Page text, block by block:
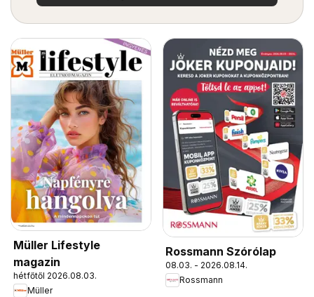
Müller Lifestyle
magazin
hétfőtől 2026.08.03.
Müller
Rossmann Szórólap
08.03. - 2026.08.14.
Rossmann